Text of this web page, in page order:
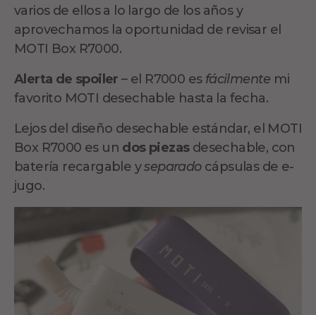
varios de ellos a lo largo de los años y
aprovechamos la oportunidad de revisar el
MOTI Box R7000.
Alerta de spoiler – el R7000 es fácilmente mi
favorito MOTI desechable hasta la fecha.
Lejos del diseño desechable estándar, el MOTI
Box R7000 es un dos piezas desechable, con
batería recargable y separado cápsulas de e-
jugo.